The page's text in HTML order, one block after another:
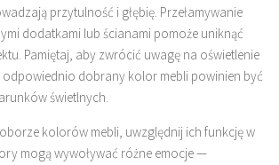
przytulność i głębię. Przełamywanie
dodatkami lub ścianami pomoże uniknąć
Pamiętaj, aby zwrócić uwagę na oświetlenie
dobrany kolor mebli powinien być
świetlnych.
kolorów mebli, uwzględnij ich funkcję w
mogą wywoływać różne emocje —